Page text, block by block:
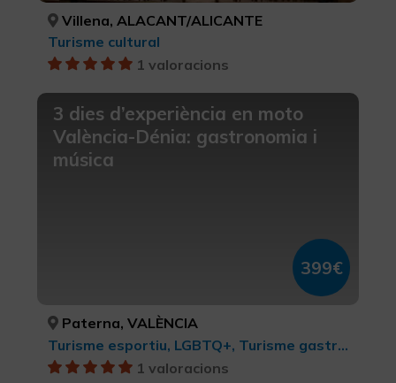
Villena, ALACANT/ALICANTE
Turisme cultural
1 valoracions
3 dies d’experiència en moto
València-Dénia: gastronomia i
música
399€
Paterna, VALÈNCIA
Turisme esportiu, LGBTQ+, Turisme gastronòmic, Ciutats, Turisme d'oci i diversió, Turisme cultural, BTT, cicloturisme i ciclisme
1 valoracions